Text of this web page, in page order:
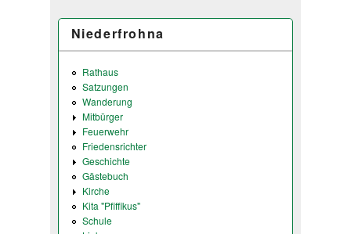
Niederfrohna
Rathaus
Satzungen
Wanderung
Mitbürger
Feuerwehr
Friedensrichter
Geschichte
Gästebuch
Kirche
Kita "Pfiffikus"
Schule